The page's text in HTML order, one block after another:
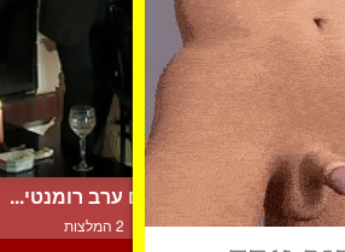
הם מאגנים להם ערב רומנטי...
7229 צפיות | 2 המלצות